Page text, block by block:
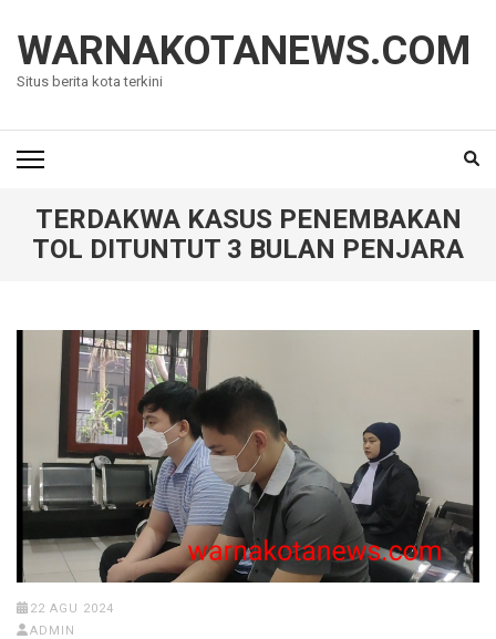
konten
(Tekan
WARNAKOTANEWS.COM
Situs berita kota terkini
TERDAKWA KASUS PENEMBAKAN
TOL DITUNTUT 3 BULAN PENJARA
22 AGU 2024
ADMIN